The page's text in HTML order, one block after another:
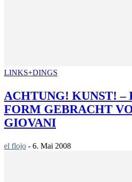
LINKS+DINGS
ACHTUNG! KUNST! –
FORM GEBRACHT
GIOVANI
el flojo - 6. Mai 2008